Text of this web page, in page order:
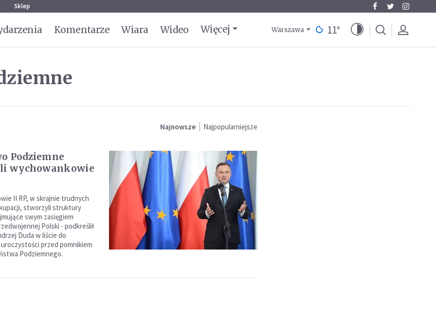
Sklep
Komentarze Wiara Wideo Więcej Warszawa 11°
Najnowsze Najpopularniejsze
Podziemne
wychowankowie
II RP, w skrajnie trudnych
stworzyli struktury
swym zasięgiem
Polski - podkreślił
Duda w liście do
przed pomnikiem
Podziemnego.